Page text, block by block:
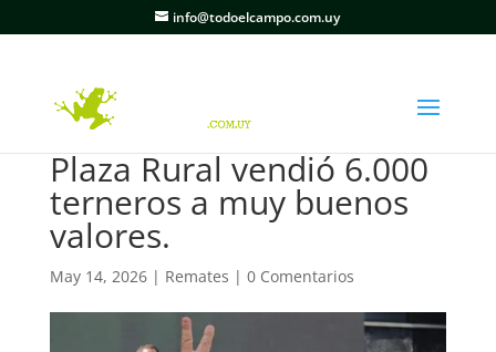
info@todoelcampo.com.uy
Plaza Rural vendió 6.000
terneros a muy buenos
valores.
May 14, 2026| Remates | 0 Comentarios